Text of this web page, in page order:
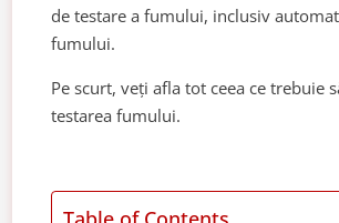
de testare a fumului, inclusiv
fumului.
Pe scurt, veți afla tot ceea ce trebuie
testarea fumului.